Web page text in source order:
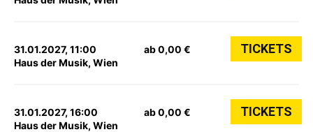
31.01.2027, 11:00
Haus der Musik, Wien
ab 0,00 € TICKETS
31.01.2027, 16:00
Haus der Musik, Wien
ab 0,00 € TICKETS